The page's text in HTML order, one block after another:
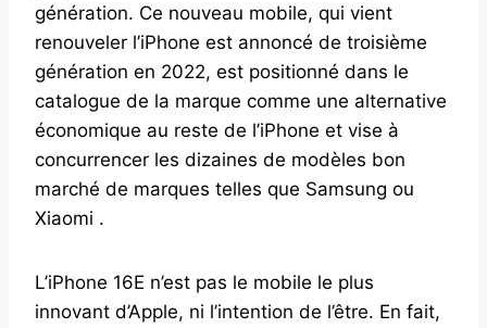
génération. Ce nouveau mobile, qui vient
renouveler l’iPhone est annoncé de troisième
génération en 2022, est positionné dans le
catalogue de la marque comme une alternative
économique au reste de l’iPhone et vise à
concurrencer les dizaines de modèles bon
marché de marques telles que Samsung ou
Xiaomi .
L’iPhone 16E n’est pas le mobile le plus
innovant d’Apple, ni l’intention de l’être. En fait,